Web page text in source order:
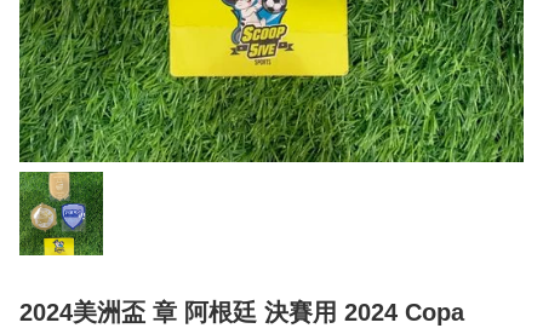
2024美洲盃 章 阿根廷 決賽用 2024 Copa